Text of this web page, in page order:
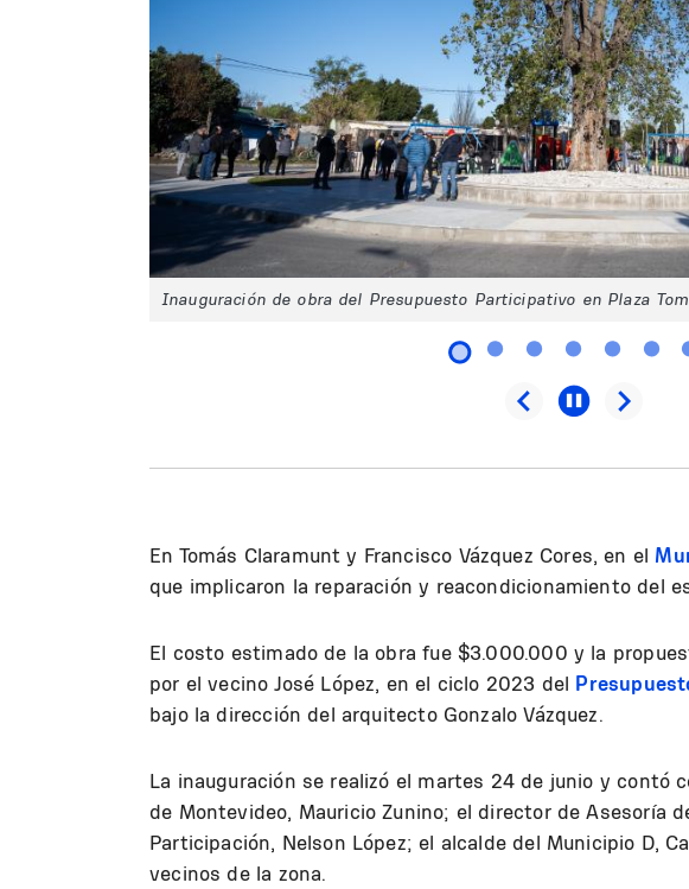
Inauguración de obra del Presupuesto Participativo en Plaza
En Tomás Claramunt y Francisco Vázquez Cores, en el
que implicaron la reparación y reacondicionamiento del
El costo estimado de la obra fue $3.000.000 y la
por el vecino José López, en el ciclo 2023 del
bajo la dirección del arquitecto Gonzalo Vázquez.
La inauguración se realizó el martes 24 de junio y contó
de Montevideo, Mauricio Zunino; el director de Asesoría
Participación, Nelson López; el alcalde del Municipio D,
vecinos de la zona.